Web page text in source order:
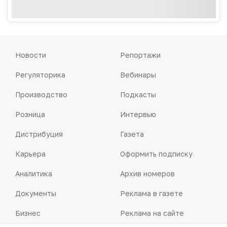
Новости
Регуляторика
Производство
Розница
Дистрибуция
Карьера
Аналитика
Документы
Бизнес
Репортажи
Вебинары
Подкасты
Интервью
Газета
Оформить подписку
Архив номеров
Реклама в газете
Реклама на сайте